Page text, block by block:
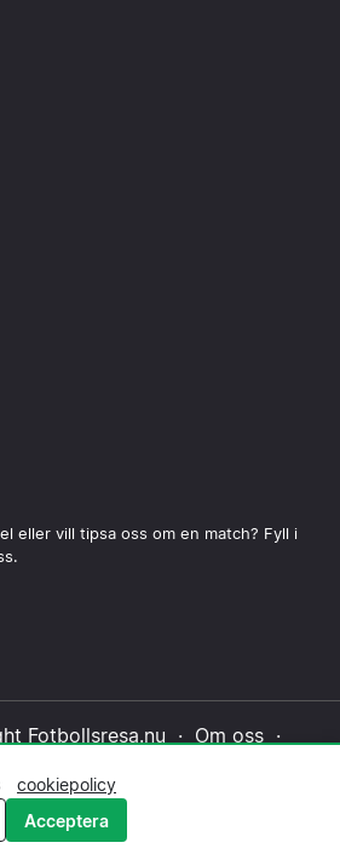
eller vill tipsa oss om en match? Fyll i
Fotbollsresa.nu · Om oss ·
policy
cookiepolicy
Acceptera